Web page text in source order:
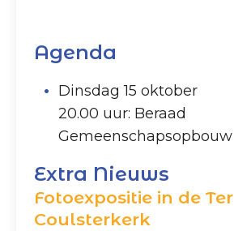
Agenda
Dinsdag 15 oktober
20.00 uur: Beraad
Gemeenschapsopbouw
Extra Nieuws
Fotoexpositie in de Ter
Coulsterkerk